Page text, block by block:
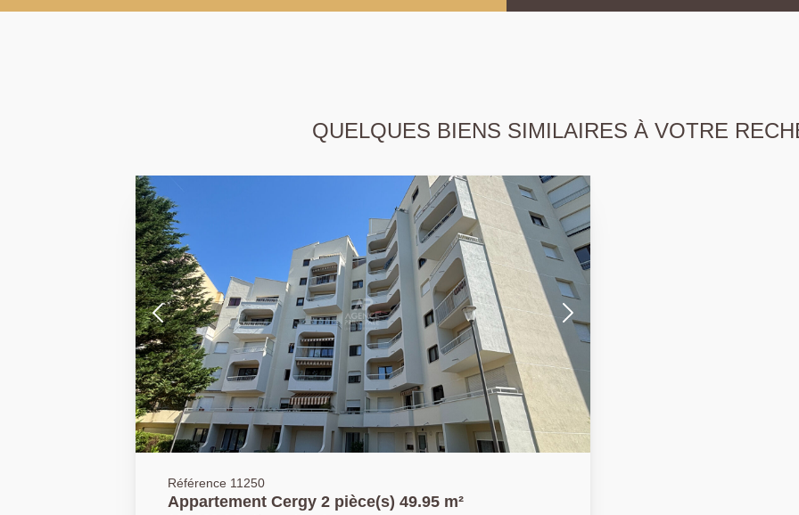
QUELQUES BIENS SIMILAIRES À VOTRE
Référence 11250
Appartement Cergy 2 pièce(s) 49.95 m²